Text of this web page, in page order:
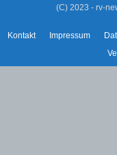
(C) 2023 - rv-
Kontakt Impressum